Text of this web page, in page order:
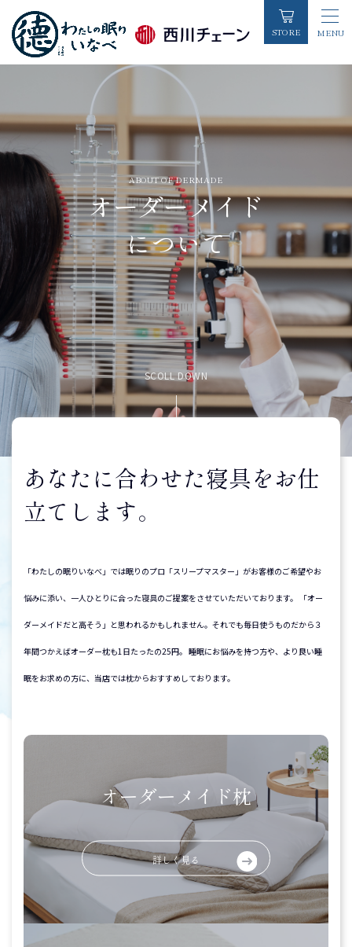
STORE MENU
TOP
ABOUT OF DERMADE
オーダーメイド
について
SCOLL DOWN
あなたに合わせた寝具をお仕
立てします。
「わたしの眠りいなべ」では眠りのプロ「スリープマスター」がお客様のご希望やお
悩みに添い、一人ひとりに合った寝具のご提案をさせていただいております。 「オー
ダーメイドだと高そう」と思われるかもしれません。それでも毎日使うものだから３
年間つかえばオーダー枕も1日たったの25円。 睡眠にお悩みを持つ方や、より良い睡
眠をお求めの方に、当店では枕からおすすめしております。
オーダーメイド枕
詳しく見る
店舗情報
お知らせ一覧
睡眠コラム
お客様の声
各種お問い合わせ
商品カテゴリーから探す
取り扱いブランドから探す
オリジナルブランド・丸徳
よくあるご質問